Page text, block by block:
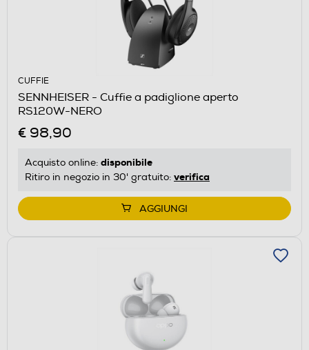
CUFFIE
SENNHEISER - Cuffie a padiglione aperto
RS120W-NERO
€ 98,90
Acquisto online: disponibile
Ritiro in negozio in 30' gratuito: verifica
AGGIUNGI